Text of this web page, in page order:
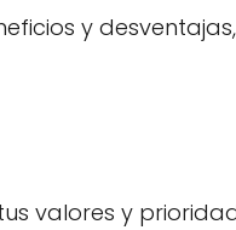
y
valores y